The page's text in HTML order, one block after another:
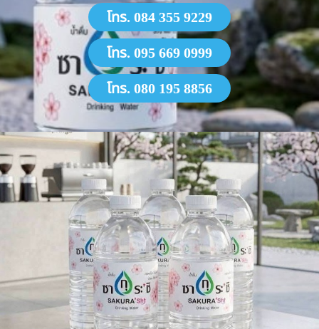
โทร. 084 355 9229
โทร. 095 669 0999
โทร. 080 195 8856